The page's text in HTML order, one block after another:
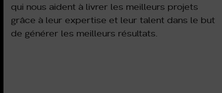
qui nous aident à livrer les meilleurs projets
grâce à leur expertise et leur talent dans le but
de générer les meilleurs résultats.